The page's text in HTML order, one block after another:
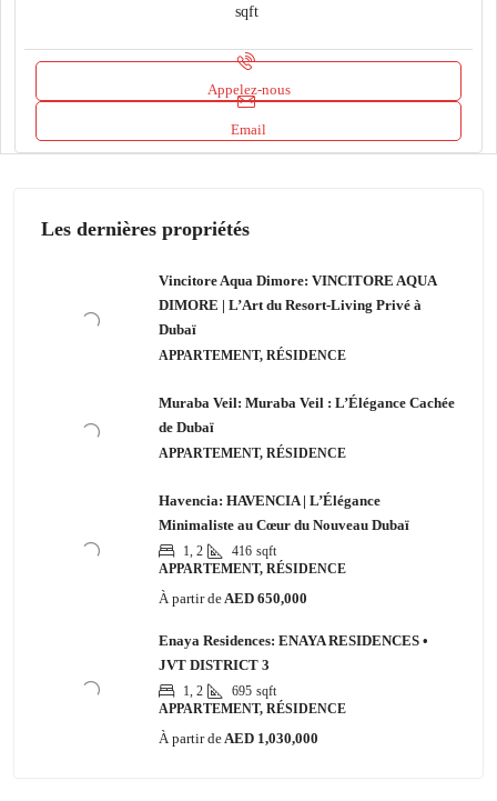
sqft
Appelez-nous
Email
Les dernières propriétés
Vincitore Aqua Dimore: VINCITORE AQUA
DIMORE | L’Art du Resort-Living Privé à
Dubaï
APPARTEMENT, RÉSIDENCE
Muraba Veil: Muraba Veil : L’Élégance Cachée
de Dubaï
APPARTEMENT, RÉSIDENCE
Havencia: HAVENCIA | L’Élégance
Minimaliste au Cœur du Nouveau Dubaï
1, 2 416 sqft
APPARTEMENT, RÉSIDENCE
À partir deAED 650,000
Enaya Residences: ENAYA RESIDENCES •
JVT DISTRICT 3
1, 2 695 sqft
APPARTEMENT, RÉSIDENCE
À partir deAED 1,030,000